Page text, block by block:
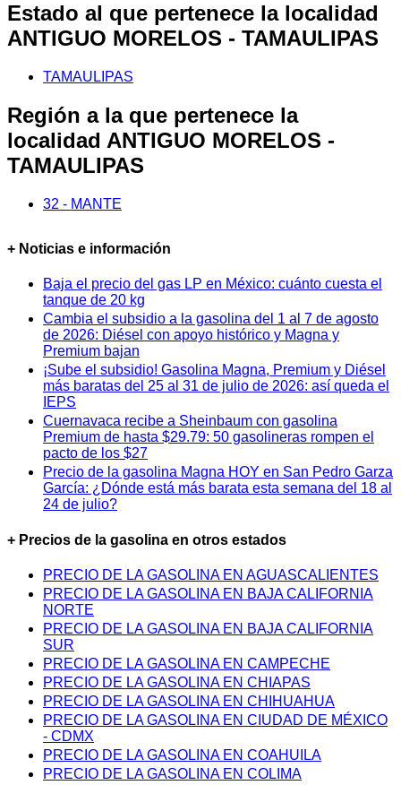
Estado al que pertenece la localidad
ANTIGUO MORELOS - TAMAULIPAS
TAMAULIPAS
Región a la que pertenece la
localidad ANTIGUO MORELOS -
TAMAULIPAS
32 - MANTE
+ Noticias e información
Baja el precio del gas LP en México: cuánto cuesta el
tanque de 20 kg
Cambia el subsidio a la gasolina del 1 al 7 de agosto
de 2026: Diésel con apoyo histórico y Magna y
Premium bajan
¡Sube el subsidio! Gasolina Magna, Premium y Diésel
más baratas del 25 al 31 de julio de 2026: así queda el
IEPS
Cuernavaca recibe a Sheinbaum con gasolina
Premium de hasta $29.79: 50 gasolineras rompen el
pacto de los $27
Precio de la gasolina Magna HOY en San Pedro Garza
García: ¿Dónde está más barata esta semana del 18 al
24 de julio?
+ Precios de la gasolina en otros estados
PRECIO DE LA GASOLINA EN AGUASCALIENTES
PRECIO DE LA GASOLINA EN BAJA CALIFORNIA
NORTE
PRECIO DE LA GASOLINA EN BAJA CALIFORNIA
SUR
PRECIO DE LA GASOLINA EN CAMPECHE
PRECIO DE LA GASOLINA EN CHIAPAS
PRECIO DE LA GASOLINA EN CHIHUAHUA
PRECIO DE LA GASOLINA EN CIUDAD DE MÉXICO
- CDMX
PRECIO DE LA GASOLINA EN COAHUILA
PRECIO DE LA GASOLINA EN COLIMA